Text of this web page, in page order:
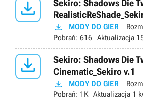

Sekiro: Shadows Die
 MODY DO GIER
Pobrań: 616 Aktualizacja

Sekiro: Shadows Die
Cinematic_Sekiro v.1
 MODY DO GIER
Pobrań: 1K Aktualizacja 1